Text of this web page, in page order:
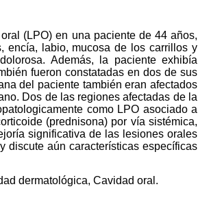
(LPO) en una paciente de 44 años,
encía, labio, mucosa de los carrillos y
Además, la paciente exhibía
fueron constatadas en dos de sus
del paciente también eran afectados
Dos de las regiones afectadas de la
como LPO asociado a
(prednisona) por vía sistémica,
significativa de las lesiones orales
discute aún características específicas
dermatológica, Cavidad oral.